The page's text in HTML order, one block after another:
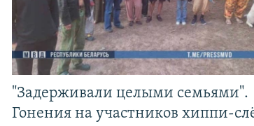
"Задерживали целыми семьями".
Гонения на участников хиппи-